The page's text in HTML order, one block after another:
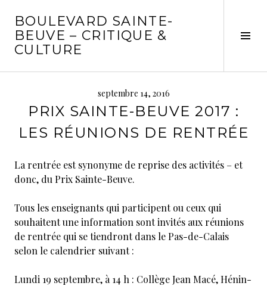
contenu
principal
BOULEVARD SAINTE-
BEUVE – CRITIQUE &
CULTURE
septembre 14, 2016
PRIX SAINTE-BEUVE 2017 :
LES RÉUNIONS DE RENTRÉE
La rentrée est synonyme de reprise des activités – et
donc, du Prix Sainte-Beuve.
Tous les enseignants qui participent ou ceux qui
souhaitent une information sont invités aux réunions
de rentrée qui se tiendront dans le Pas-de-Calais
selon le calendrier suivant :
Lundi 19 septembre, à 14 h : Collège Jean Macé, Hénin-